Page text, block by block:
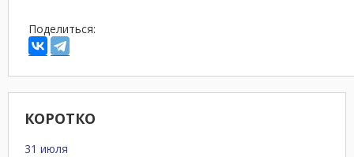
КОРОТКО
31 июля
Поделиться: